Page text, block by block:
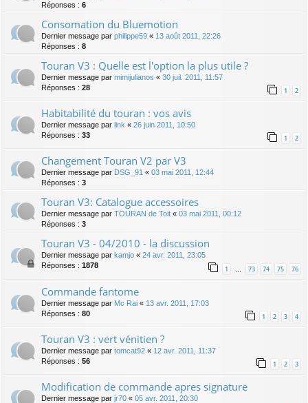
Réponses : 6
Consomation du Bluemotion
Dernier message par philippe59 « 13 août 2011, 22:26
Réponses : 8
Touran V3 : Quelle est l'option la plus utile ?
Dernier message par mimijulianos « 30 juil. 2011, 11:57
Réponses : 28 1 2
Habitabilité du touran : vos avis
Dernier message par link « 26 juin 2011, 10:50
Réponses : 33 1 2
Changement Touran V2 par V3
Dernier message par DSG_91 « 03 mai 2011, 12:44
Réponses : 3
Touran V3: Catalogue accessoires
Dernier message par TOURAN de Toit « 03 mai 2011, 00:12
Réponses : 3
Touran V3 - 04/2010 - la discussion
Dernier message par kamjo « 24 avr. 2011, 23:05
Réponses : 1878 1 73 74 75 76
Commande fantome
Dernier message par Mc Rai « 13 avr. 2011, 17:03
Réponses : 80 1 2 3 4
Touran V3 : vert vénitien ?
Dernier message par tomcat92 « 12 avr. 2011, 11:37
Réponses : 56 1 2 3
Modification de commande apres signature
Dernier message par jr70 « 05 avr. 2011, 20:30